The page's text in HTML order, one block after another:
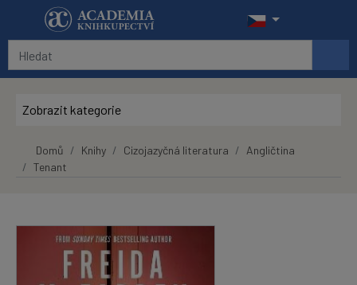
Přeskočit na hlavní obsah
Zobrazit kategorie
Domů Knihy Cizojazyčná literatura
Angličtina
Tenant